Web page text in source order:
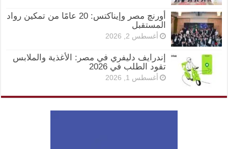
أورنچ مصر وإيناكتس: 20 عامًا من تمكين رواد
المستقبل
أغسطس 2, 2026
إندرايف دليفري في مصر: الأغذية والملابس
تقود الطلب في 2026
أغسطس 1, 2026